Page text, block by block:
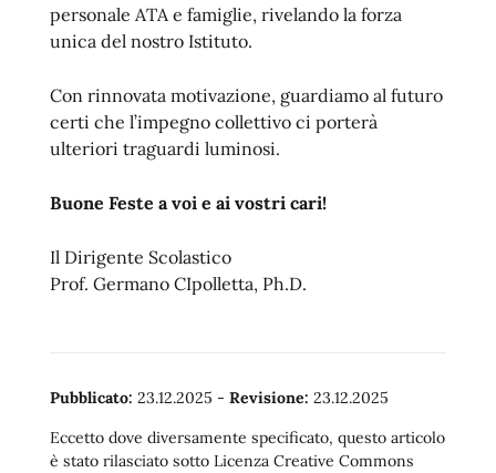
personale ATA e famiglie, rivelando la forza
unica del nostro Istituto.
Con rinnovata motivazione, guardiamo al futuro
certi che l’impegno collettivo ci porterà
ulteriori traguardi luminosi.
Buone Feste a voi e ai vostri cari!
Il Dirigente Scolastico
Prof. Germano CIpolletta, Ph.D.
Pubblicato: 23.12.2025 - Revisione: 23.12.2025
Eccetto dove diversamente specificato, questo articolo
è stato rilasciato sotto Licenza Creative Commons